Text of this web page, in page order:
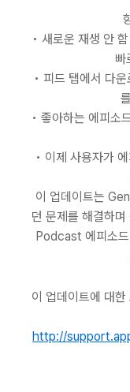
• 새로운 재생 안
빠
• 피드 탭에서 다
• 좋아하는 에피소
• 이제 사용자가
이 업데이트는
던 문제를 해결하
Podcast 에피소
이 업데이트에 대
http://